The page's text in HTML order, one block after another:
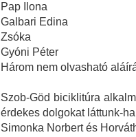
Pap Ilona
Galbari Edina
Zsóka
Gyóni Péter
Három nem olvasható
Szob-Göd biciklitúra
érdekes dolgokat láttunk-
Simonka Norbert és